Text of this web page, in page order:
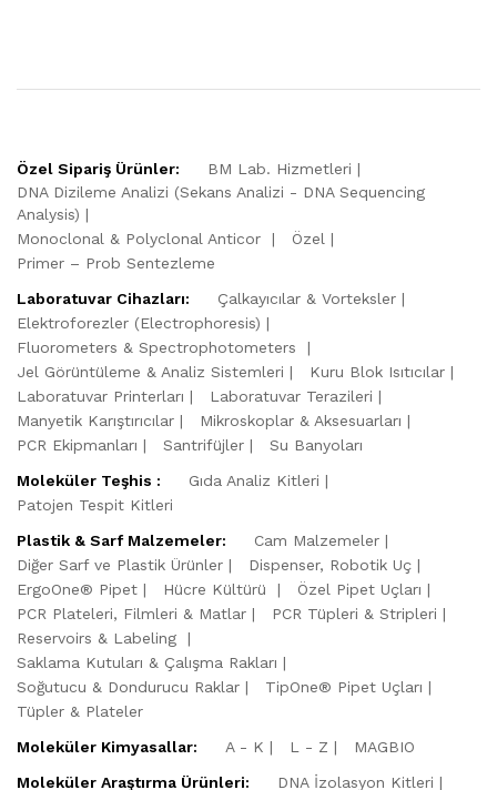
Özel Sipariş Ürünler:
BM Lab. Hizmetleri
DNA Dizileme Analizi (Sekans Analizi - DNA Sequencing
Analysis)
Monoclonal & Polyclonal Anticor
Özel
Primer – Prob Sentezleme
Laboratuvar Cihazları:
Çalkayıcılar & Vorteksler
Elektroforezler (Electrophoresis)
Fluorometers & Spectrophotometers
Jel Görüntüleme & Analiz Sistemleri
Kuru Blok Isıtıcılar
Laboratuvar Printerları
Laboratuvar Terazileri
Manyetik Karıştırıcılar
Mikroskoplar & Aksesuarları
PCR Ekipmanları
Santrifüjler
Su Banyoları
Moleküler Teşhis :
Gıda Analiz Kitleri
Patojen Tespit Kitleri
Plastik & Sarf Malzemeler:
Cam Malzemeler
Diğer Sarf ve Plastik Ürünler
Dispenser, Robotik Uç
ErgoOne® Pipet
Hücre Kültürü
Özel Pipet Uçları
PCR Plateleri, Filmleri & Matlar
PCR Tüpleri & Stripleri
Reservoirs & Labeling
Saklama Kutuları & Çalışma Rakları
Soğutucu & Dondurucu Raklar
TipOne® Pipet Uçları
Tüpler & Plateler
Moleküler Kimyasallar:
A - K L - Z
MAGBIO
Moleküler Araştırma Ürünleri:
DNA İzolasyon Kitleri